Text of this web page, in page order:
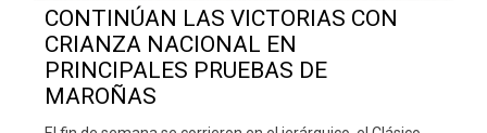
CONTINÚAN LAS VICTORIAS CON
CRIANZA NACIONAL EN
PRINCIPALES PRUEBAS DE
MAROÑAS